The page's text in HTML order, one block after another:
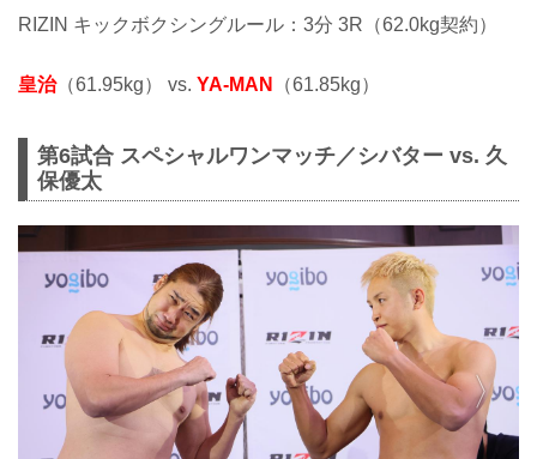
RIZIN キックボクシングルール：3分 3R（62.0kg契約）
皇治（61.95kg） vs. YA-MAN （61.85kg）
第6試合 スペシャルワンマッチ／シバター vs. 久
保優太